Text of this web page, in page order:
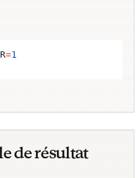
=1
de résultat